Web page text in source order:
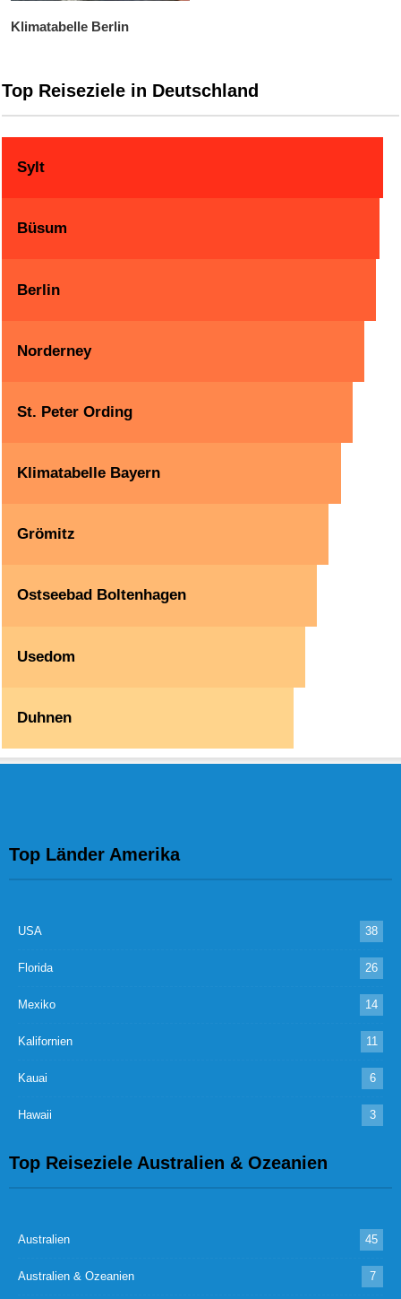
Klimatabelle Berlin
Top Reiseziele in Deutschland
Sylt
Büsum
Berlin
Norderney
St. Peter Ording
Klimatabelle Bayern
Grömitz
Ostseebad Boltenhagen
Usedom
Duhnen
Top Länder Amerika
USA 38
Florida 26
Mexiko 14
Kalifornien 11
Kauai 6
Hawaii 3
Top Reiseziele Australien & Ozeanien
Australien 45
Australien & Ozeanien 7